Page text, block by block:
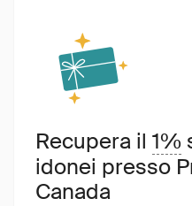
Recupera il 1%
idonei presso
Canada